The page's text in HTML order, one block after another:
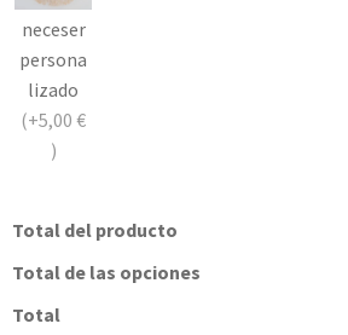
neceser
persona
lizado
(+5,00 €
)
Total del producto
Total de las opciones
Total